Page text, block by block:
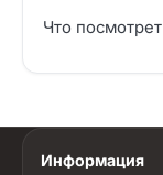
Что
Информация